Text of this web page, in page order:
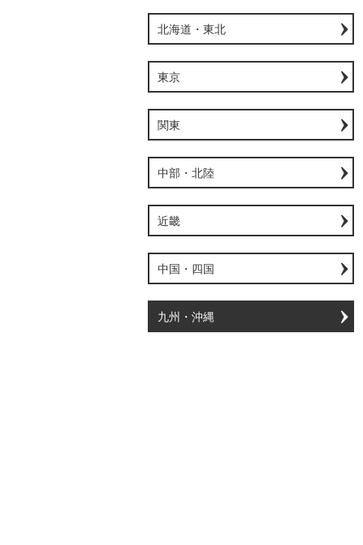
北海道・東北
東京
関東
中部・北陸
近畿
中国・四国
九州・沖縄